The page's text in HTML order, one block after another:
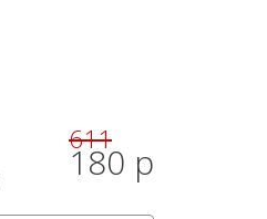
611
180 р